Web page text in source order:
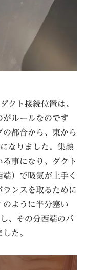
クト接続位置は、
ルールなのです
都合から、東から
なりました。集熱
事になり、ダクト
）で吸気が上手く
ンスを取るために
ように半分塞い
、その分西端のパ
た。